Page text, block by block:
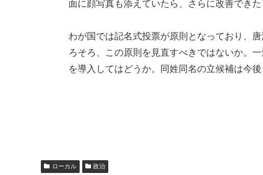
面に顔写真も添えていたら、さらに改善できた
わが国では記名式投票が原則となっており、
ろそろ、この原則を見直すべきではないか。
を導入してはどうか。同姓同名の立候補は今後
ローカル 政治